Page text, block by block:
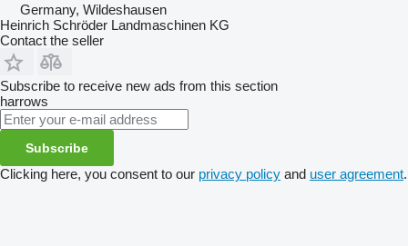
Germany, Wildeshausen
Heinrich Schröder Landmaschinen KG
Contact the seller
Subscribe to receive new ads from this section
harrows
Subscribe
Clicking here, you consent to our privacy policy and user agreement.